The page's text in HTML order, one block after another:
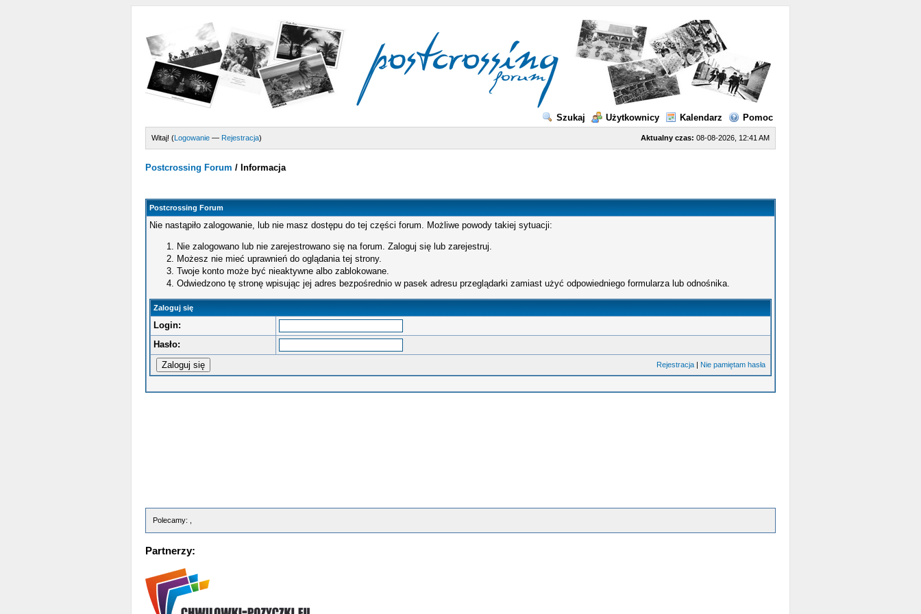
Szukaj Użytkownicy Kalendarz Pomoc
Aktualny czas: 08-08-2026, 12:41 AM
Witaj! (Logowanie — Rejestracja)
Postcrossing Forum / Informacja
Postcrossing Forum
Nie nastąpiło zalogowanie, lub nie masz dostępu do tej części forum. Możliwe powody takiej sytuacji:
Nie zalogowano lub nie zarejestrowano się na forum. Zaloguj się lub zarejestruj.
Możesz nie mieć uprawnień do oglądania tej strony.
Twoje konto może być nieaktywne albo zablokowane.
Odwiedzono tę stronę wpisując jej adres bezpośrednio w pasek adresu przeglądarki zamiast użyć odpowiedniego formularza lub odnośnika.
Zaloguj się
Login:
Hasło:
Rejestracja | Nie pamiętam hasła
Polecamy: ,
Partnerzy: